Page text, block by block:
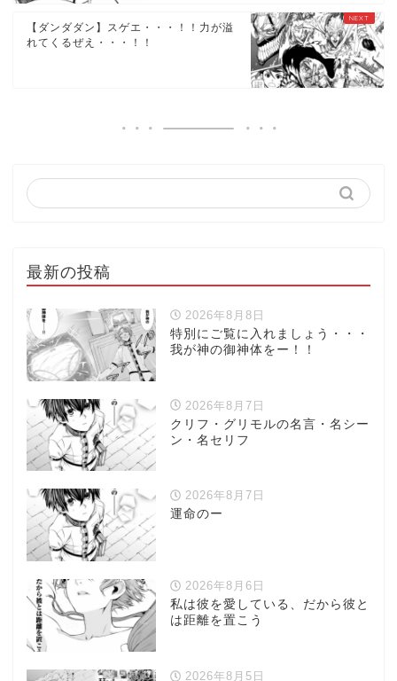
【ダンダダン】スゲエ・・・！！力が溢
れてくるぜえ・・・！！
最新の投稿
2026年8月8日
特別にご覧に入れましょう・・・
我が神の御神体をー！！
2026年8月7日
クリフ・グリモルの名言・名シー
ン・名セリフ
2026年8月7日
運命のー
2026年8月6日
私は彼を愛している、だから彼と
は距離を置こう
2026年8月5日